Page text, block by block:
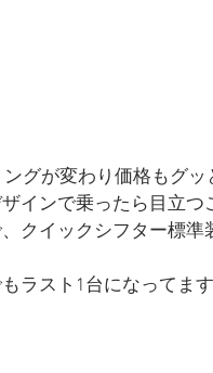
グが変わり価格もグ
インで乗ったら目立つ
クイックシフター標準
ラスト1台になってま